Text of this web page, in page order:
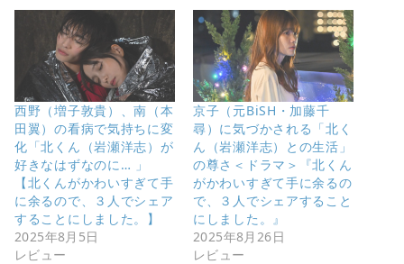
西野（増子敦貴）、南（本
田翼）の看病で気持ちに変
化「北くん（岩瀬洋志）が
好きなはずなのに… 」
【北くんがかわいすぎて手
に余るので、３人でシェア
することにしました。】
2025年8月5日
レビュー
京子（元BiSH・加藤千
尋）に気づかされる「北く
ん（岩瀬洋志）との生活」
の尊さ＜ドラマ＞『北くん
がかわいすぎて手に余るの
で、３人でシェアすること
にしました。』
2025年8月26日
レビュー